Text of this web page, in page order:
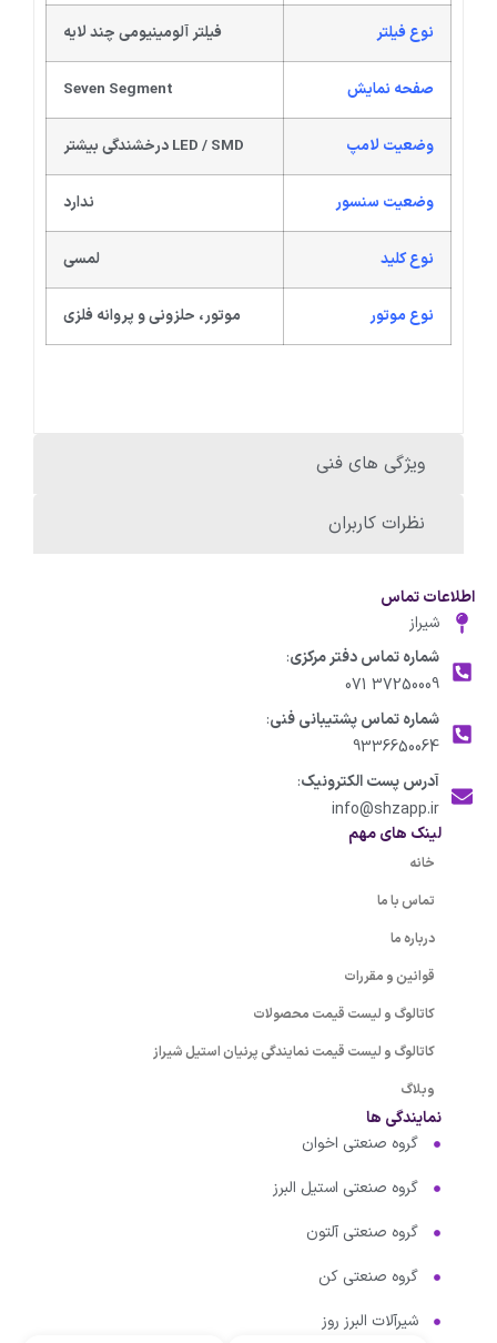
ویژگی های فنی
نظرات کاربران
نوع فیلتر فیلتر آلومینیومی چند لایه
صفحه نمایش Seven Segment
وضعیت لامپ LED / SMD درخشندگی بیشتر
وضعیت سنسور ندارد
نوع کلید لمسی
نوع موتور موتور، حلزونی و پروانه فلزی
اطلاعات تماس
شیراز
شماره تماس دفتر مرکزی:
37250009 071
شماره تماس پشتیبانی فنی:
9336650064
آدرس پست الکترونیک:
info@shzapp.ir
لینک های مهم
خانه
تماس با ما
درباره ما
قوانین و مقررات
کاتالوگ و لیست قیمت محصولات
کاتالوگ و لیست قیمت نمایندگی پرنیان استیل شیراز
وبلاگ
نمایندگی ها
گروه صنعتی اخوان
گروه صنعتی استیل البرز
گروه صنعتی آلتون
گروه صنعتی کن
شیرآلات البرز روز